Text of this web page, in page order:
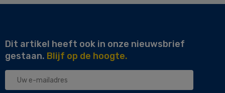
Dit artikel heeft ook in onze nieuwsbrief
gestaan. Blijf op de hoogte.
Uw